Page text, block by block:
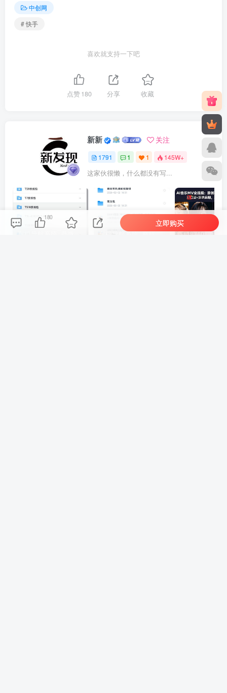
中创网
# 快手
喜欢就支持一下吧
点赞180 分享 收藏
新新 关注
1791 1 1 145W+
这家伙很懒，什么都没有写...
车机导航系统_蘑菇车机_刷机升级固件包
180
立即购买